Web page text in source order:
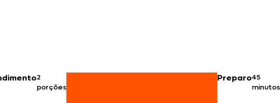
2
porções
Preparo45
minutos